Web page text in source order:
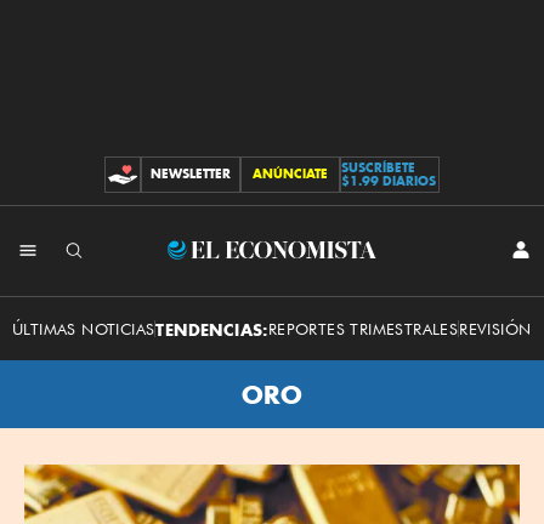
CONTRIBUCIONES
NEWSLETTER ANÚNCIATE
SUSCRÍBETE
$1.99 DIARIOS
El
Economista
ÚLTIMAS NOTICIASTENDENCIAS:REPORTES TRIMESTRALESREVISIÓN
ORO